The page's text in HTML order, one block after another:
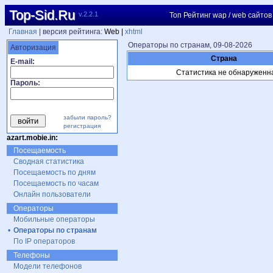
Top-Sid.Ru v.2.2.1
Топ Рейтинг wap / web сайтов
Главная
| версия рейтинга: Web | xhtml
Авторизация
E-mail:
Пароль:
забыли пароль?
регистрация
azart.mobie.in:
Посещаемость
Сводная статистика
Посещаемость по дням
Посещаемость по часам
Онлайн пользователи
Операторы
Мобильные операторы
• Операторы по странам
По IP операторов
Телефоны
Модели телефонов
Операторы по странам, 09-08-2026
Страна
Статистика не